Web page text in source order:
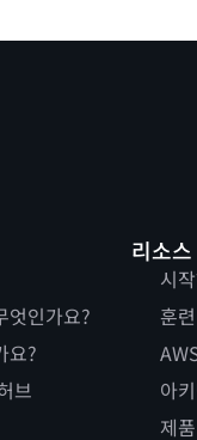
엇인가요?
요?
브
리소스
시
훈련
아
제